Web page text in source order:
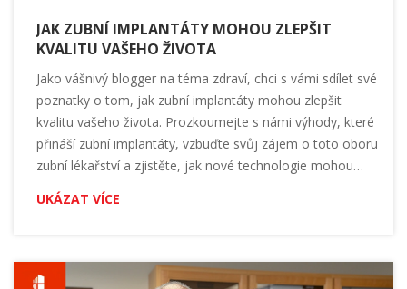
JAK ZUBNÍ IMPLANTÁTY MOHOU ZLEPŠIT
KVALITU VAŠEHO ŽIVOTA
Jako vášnivý blogger na téma zdraví, chci s vámi sdílet své
poznatky o tom, jak zubní implantáty mohou zlepšit
kvalitu vašeho života. Prozkoumejte s námi výhody, které
přináší zubní implantáty, vzbuďte svůj zájem o toto oboru
zubní lékařství a zjistěte, jak nové technologie mohou
vést k lepšímu zdraví a pocitu sebejistoty. Článek je psaný
jednoduchou řečí, aby byl srozumitelný pro všechny.
UKÁZAT VÍCE